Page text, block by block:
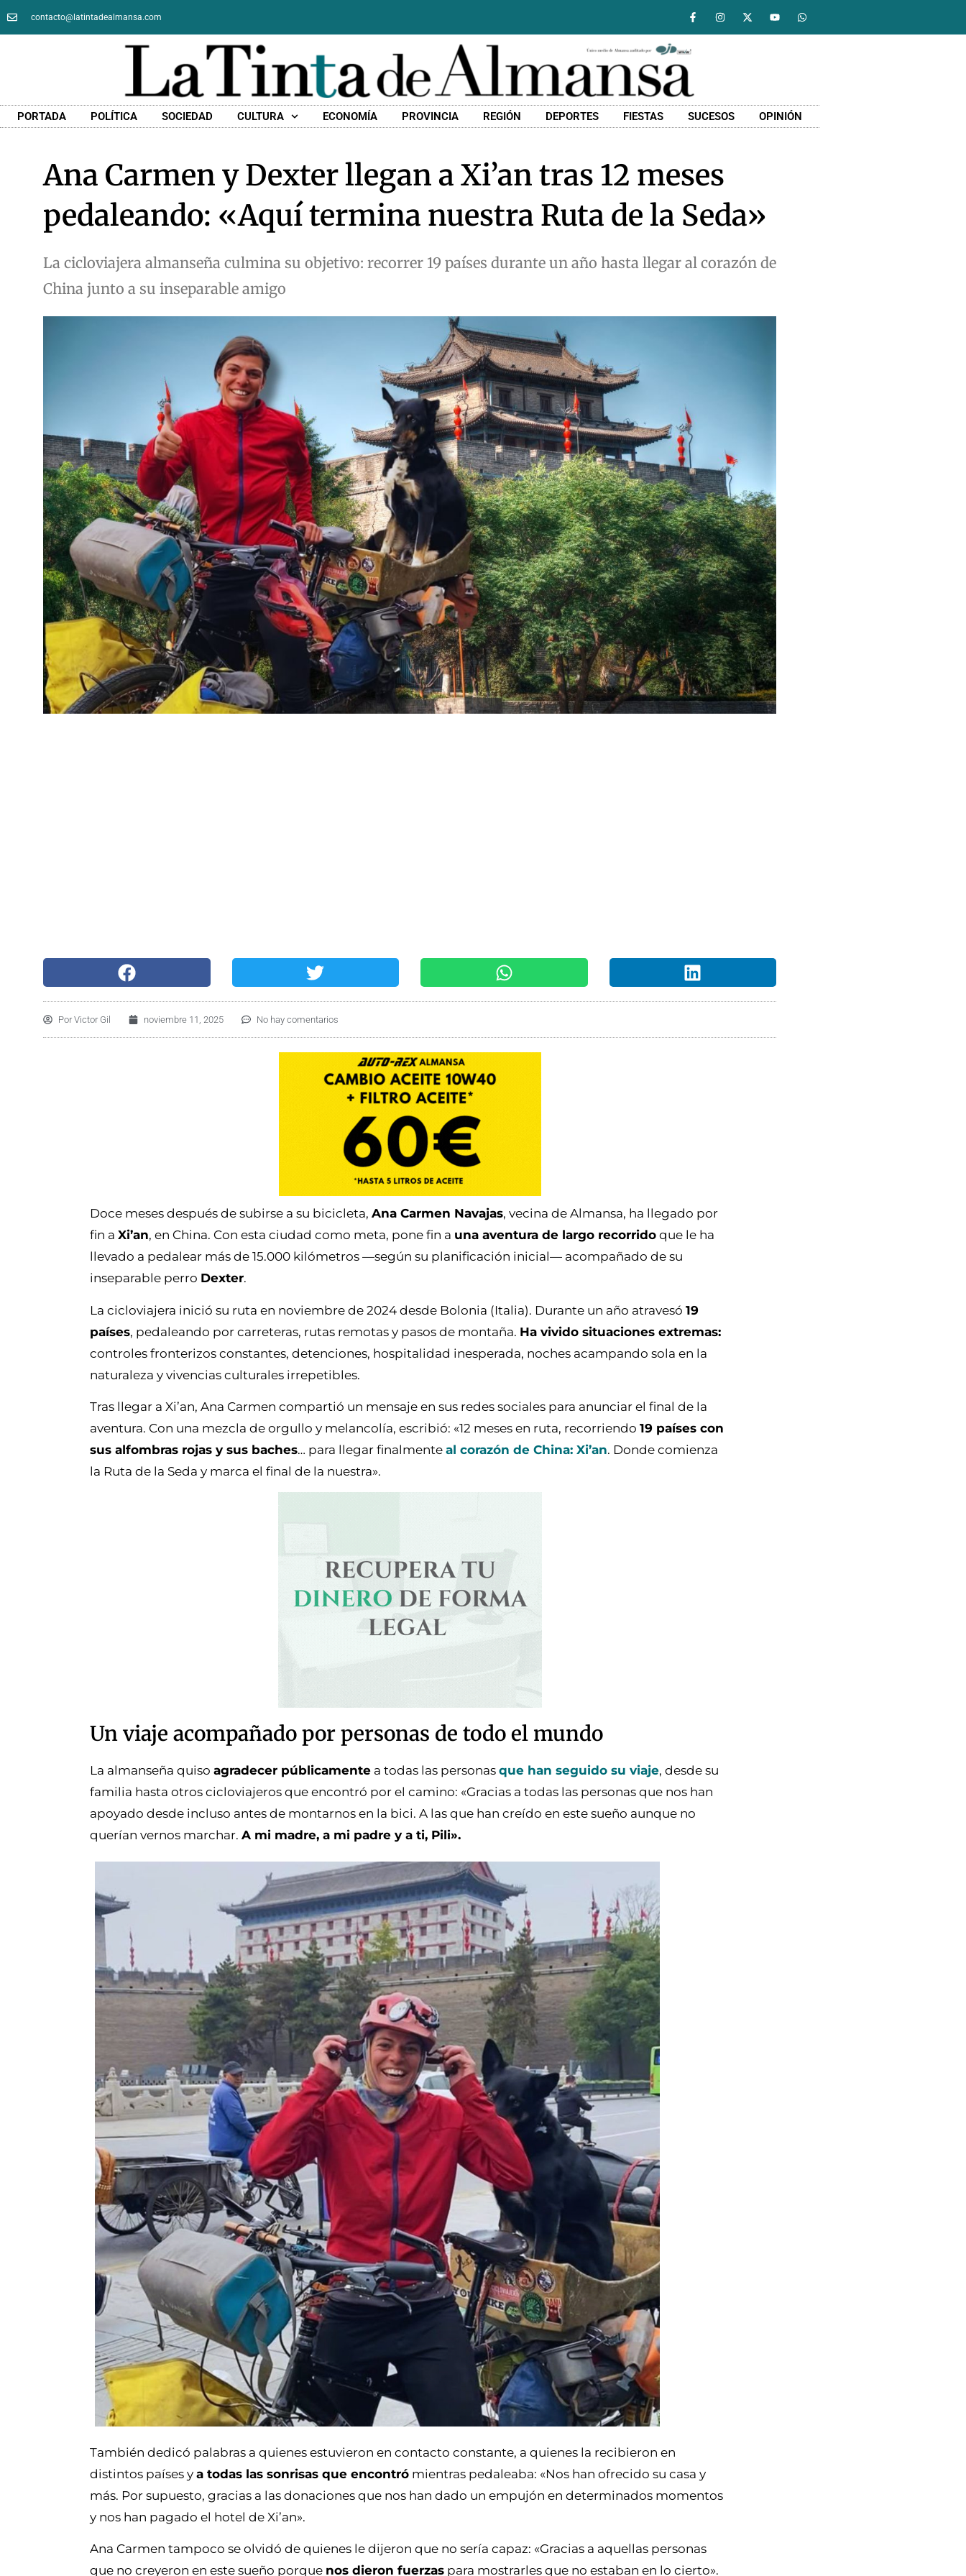
contacto@latintadealmansa.com
PORTADA POLÍTICA SOCIEDAD CULTURA ECONOMÍA PROVINCIA REGIÓN DEPORTES FIESTAS SUCESOS OPINIÓN
Ana Carmen y Dexter llegan a Xi’an tras 12 meses
pedaleando: «Aquí termina nuestra Ruta de la Seda»
La cicloviajera almanseña culmina su objetivo: recorrer 19 países durante un año hasta llegar al corazón de
China junto a su inseparable amigo
Por Victor Gil noviembre 11, 2025 No hay comentarios
Doce meses después de subirse a su bicicleta, Ana Carmen Navajas, vecina de Almansa, ha llegado por
fin a Xi’an, en China. Con esta ciudad como meta, pone fin a una aventura de largo recorrido que le ha
llevado a pedalear más de 15.000 kilómetros —según su planificación inicial— acompañado de su
inseparable perro Dexter.
La cicloviajera inició su ruta en noviembre de 2024 desde Bolonia (Italia). Durante un año atravesó 19
países, pedaleando por carreteras, rutas remotas y pasos de montaña. Ha vivido situaciones extremas:
controles fronterizos constantes, detenciones, hospitalidad inesperada, noches acampando sola en la
naturaleza y vivencias culturales irrepetibles.
Tras llegar a Xi’an, Ana Carmen compartió un mensaje en sus redes sociales para anunciar el final de la
aventura. Con una mezcla de orgullo y melancolía, escribió: «12 meses en ruta, recorriendo 19 países con
sus alfombras rojas y sus baches… para llegar finalmente al corazón de China: Xi’an. Donde comienza
la Ruta de la Seda y marca el final de la nuestra».
Un viaje acompañado por personas de todo el mundo
La almanseña quiso agradecer públicamente a todas las personas que han seguido su viaje, desde su
familia hasta otros cicloviajeros que encontró por el camino: «Gracias a todas las personas que nos han
apoyado desde incluso antes de montarnos en la bici. A las que han creído en este sueño aunque no
querían vernos marchar. A mi madre, a mi padre y a ti, Pili».
También dedicó palabras a quienes estuvieron en contacto constante, a quienes la recibieron en
distintos países y a todas las sonrisas que encontró mientras pedaleaba: «Nos han ofrecido su casa y
más. Por supuesto, gracias a las donaciones que nos han dado un empujón en determinados momentos
y nos han pagado el hotel de Xi’an».
Ana Carmen tampoco se olvidó de quienes le dijeron que no sería capaz: «Gracias a aquellas personas
que no creyeron en este sueño porque nos dieron fuerzas para mostrarles que no estaban en lo cierto».